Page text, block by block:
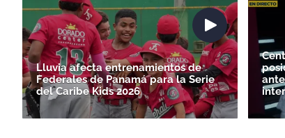
Lluvia afecta entrenamientos de
Federales de Panamá para la Serie
del Caribe Kids 2026